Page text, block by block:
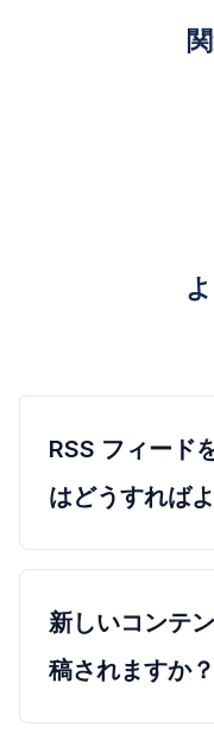
RSS フィード
はどうすれば
新しいコンテ
稿されますか？